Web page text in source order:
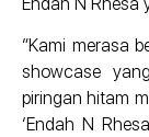
“Kami merasa
showcase
piringan hitam
‘Endah N